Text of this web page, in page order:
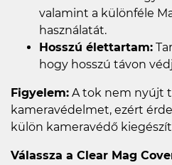
valamint a különféle
használatát.
Hosszú élettartam:
hogy hosszú távon
Figyelem: A tok nem nyújt
kameravédelmet, ezért
külön kameravédő
Válassza a Clear Mag